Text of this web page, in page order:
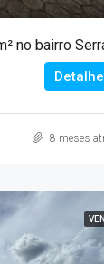
8 meses